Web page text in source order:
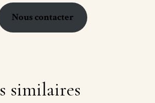
Nous contacter
similaires